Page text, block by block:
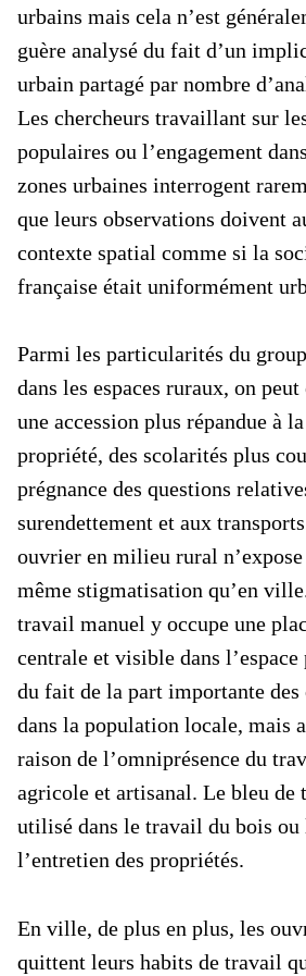
urbains mais cela n’est
guère analysé du fait d’un
urbain partagé par nombre
Les chercheurs travaillant sur
populaires ou l’engagement
zones urbaines interrogent
que leurs observations doivent
contexte spatial comme si la
française était uniformément
Parmi les particularités du
dans les espaces ruraux, on peut
une accession plus répandue à la
propriété, des scolarités plus
prégnance des questions
surendettement et aux
ouvrier en milieu rural n’expose
même stigmatisation qu’en
travail manuel y occupe une
centrale et visible dans
du fait de la part importante des
dans la population locale, mais
raison de l’omniprésence du
agricole et artisanal. Le bleu de
utilisé dans le travail du bois ou
l’entretien des propriétés.
En ville, de plus en plus, les
quittent leurs habits de travail